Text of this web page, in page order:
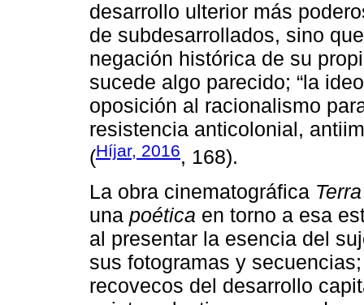
desarrollo ulterior más
de subdesarrollados, sino
negación histórica de su
sucede algo parecido; “la
oposición al racionalismo
resistencia anticolonial,
(Híjar, 2016, 168).
La obra cinematográfica
una poética en torno a esa
al presentar la esencia del
sus fotogramas y
recovecos del desarrollo